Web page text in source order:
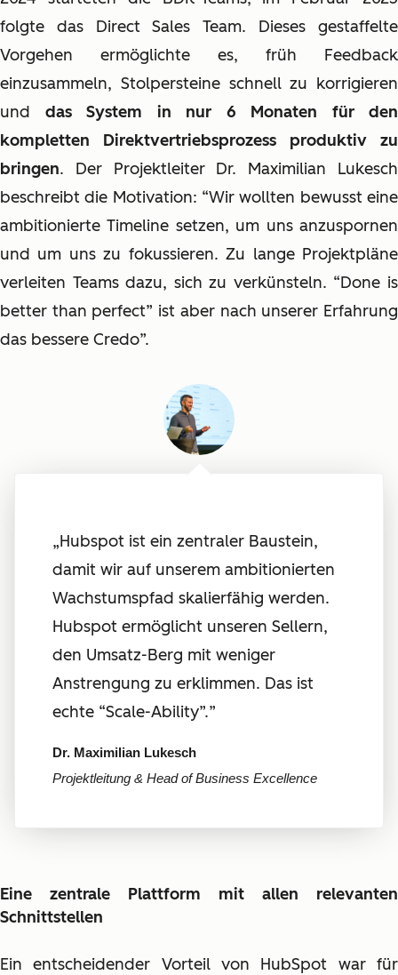
folgte das Direct Sales Team. Dieses gestaffelte
Vorgehen ermöglichte es, früh Feedback
einzusammeln, Stolpersteine schnell zu korrigieren
und das System in nur 6 Monaten für den
kompletten Direktvertriebsprozess produktiv zu
bringen. Der Projektleiter Dr. Maximilian Lukesch
beschreibt die Motivation: “Wir wollten bewusst eine
ambitionierte Timeline setzen, um uns anzuspornen
und um uns zu fokussieren. Zu lange Projektpläne
verleiten Teams dazu, sich zu verkünsteln. “Done is
better than perfect” ist aber nach unserer Erfahrung
das bessere Credo”.
„Hubspot ist ein zentraler Baustein,
damit wir auf unserem ambitionierten
Wachstumspfad skalierfähig werden.
Hubspot ermöglicht unseren Sellern,
den Umsatz-Berg mit weniger
Anstrengung zu erklimmen. Das ist
echte “Scale-Ability”.”
Dr. Maximilian Lukesch
Projektleitung & Head of Business Excellence
Eine zentrale Plattform mit allen relevanten
Schnittstellen
Ein entscheidender Vorteil von HubSpot war für